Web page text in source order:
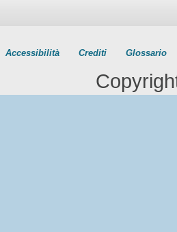
Accessibilità Crediti Glossario